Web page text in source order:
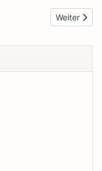
Nächster
Weiter